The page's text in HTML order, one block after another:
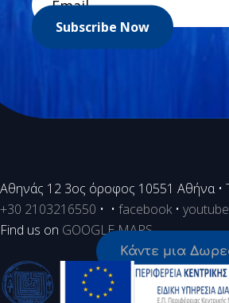
Subscribe Now
Aθηνάς 12 3ος όροφος 10551 Αθήνα •
+30 2103216550 • • facebook• youtube
Find us on GOOGLE MAPS
Κάντε μια